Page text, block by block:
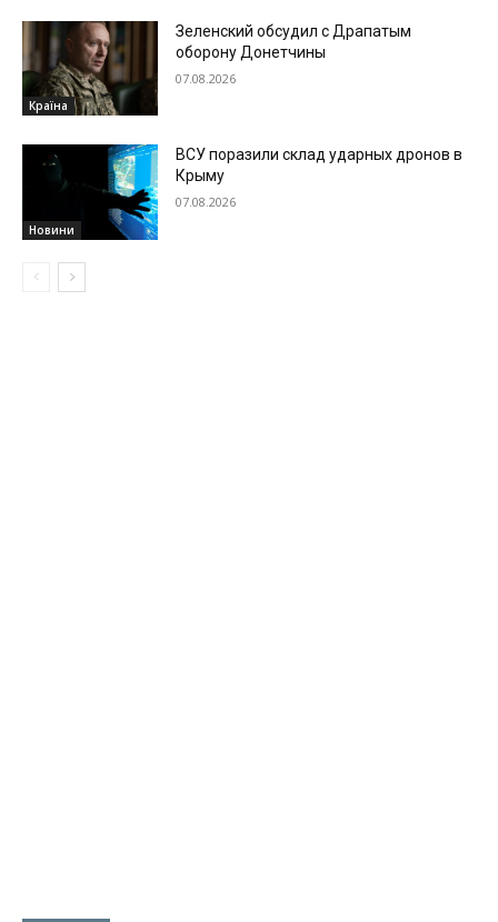
Країна
Зеленский обсудил с Драпатым
оборону Донетчины
07.08.2026
Новини
ВСУ поразили склад ударных дронов в
Крыму
07.08.2026